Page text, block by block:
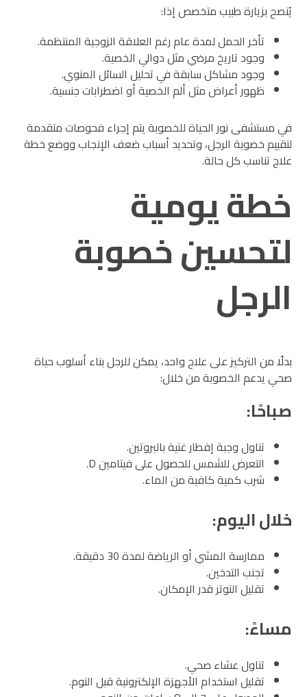
يُنصح بزيارة طبيب متخصص إذا:
تأخر الحمل لمدة عام رغم العلاقة الزوجية المنتظمة.
وجود تاريخ مرضي مثل دوالي الخصية.
وجود مشاكل سابقة في تحليل السائل المنوي.
ظهور أعراض مثل ألم الخصية أو اضطرابات جنسية.
في مستشفى نور الحياة للخصوبة يتم إجراء فحوصات متقدمة
لتقييم خصوبة الرجل، وتحديد أسباب ضعف الإنجاب ووضع خطة
علاج تناسب كل حالة.
خطة يومية
لتحسين خصوبة
الرجل
بدلًا من التركيز على علاج واحد، يمكن للرجل بناء أسلوب حياة
صحي يدعم الخصوبة من خلال:
صباحًا:
تناول وجبة إفطار غنية بالبروتين.
التعرض للشمس للحصول على فيتامين D.
شرب كمية كافية من الماء.
خلال اليوم:
ممارسة المشي أو الرياضة لمدة 30 دقيقة.
تجنب التدخين.
تقليل التوتر قدر الإمكان.
مساءً:
تناول عشاء صحي.
تقليل استخدام الأجهزة الإلكترونية قبل النوم.